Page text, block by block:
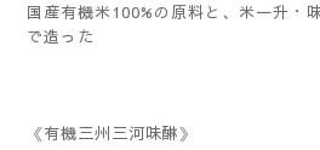
国産有機米100%の原料と、米一升・
で造った
《有機三州三河味醂》